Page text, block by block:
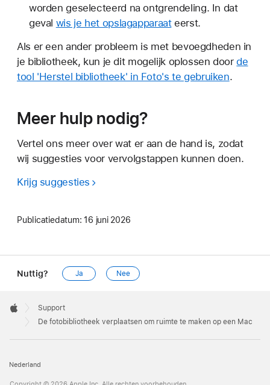
worden geselecteerd na ontgrendeling. In dat
geval wis je het opslagapparaateerst.
Als er een ander probleem is met bevoegdheden in
je bibliotheek, kun je dit mogelijk oplossen doorde
tool 'Herstel bibliotheek' in Foto's te gebruiken.
Meer hulp nodig?
Vertel ons meer over wat er aan de hand is, zodat
wij suggesties voor vervolgstappen kunnen doen.
Krijg suggesties
Publicatiedatum: 16 juni 2026
Nuttig? Ja Nee
Footer

Apple
Support
De fotobibliotheek verplaatsen om ruimte te maken op een Mac
Nederland